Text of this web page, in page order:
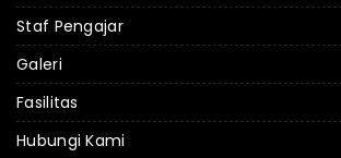
Staf Pengajar
Galeri
Fasilitas
Hubungi Kami